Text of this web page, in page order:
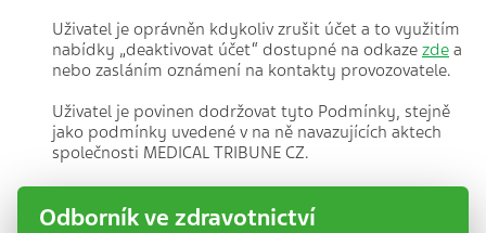
Uživatel je oprávněn kdykoliv zrušit účet a to využitím
nabídky „deaktivovat účet“ dostupné na odkaze zde a
nebo zasláním oznámení na kontakty provozovatele.
Uživatel je povinen dodržovat tyto Podmínky, stejně
jako podmínky uvedené v na ně navazujících aktech
společnosti MEDICAL TRIBUNE CZ.
jeho účtem nesmí svou formou či obsahem jakýmkoliv
Odborník ve zdravotnictví